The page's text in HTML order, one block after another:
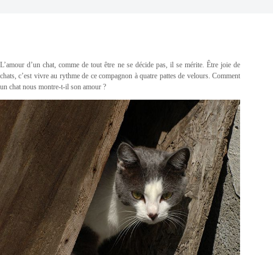
L’amour d’un chat, comme de tout être ne se décide pas, il se mérite. Être joie de
chats, c’est vivre au rythme de ce compagnon à quatre pattes de velours. Comment
un chat nous montre-t-il son amour ?